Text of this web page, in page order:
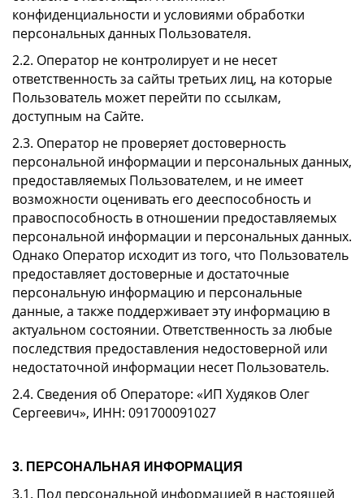
конфиденциальности и условиями обработки
персональных данных Пользователя.
2.2. Оператор не контролирует и не несет
ответственность за сайты третьих лиц, на которые
Пользователь может перейти по ссылкам,
доступным на Сайте.
2.3. Оператор не проверяет достоверность
персональной информации и персональных данных,
предоставляемых Пользователем, и не имеет
возможности оценивать его дееспособность и
правоспособность в отношении предоставляемых
персональной информации и персональных данных.
Однако Оператор исходит из того, что Пользователь
предоставляет достоверные и достаточные
персональную информацию и персональные
данные, а также поддерживает эту информацию в
актуальном состоянии. Ответственность за любые
последствия предоставления недостоверной или
недостаточной информации несет Пользователь.
2.4. Сведения об Операторе: «ИП Худяков Олег
Сергеевич», ИНН: 091700091027
3. ПЕРСОНАЛЬНАЯ ИНФОРМАЦИЯ
3.1. Под персональной информацией в настоящей